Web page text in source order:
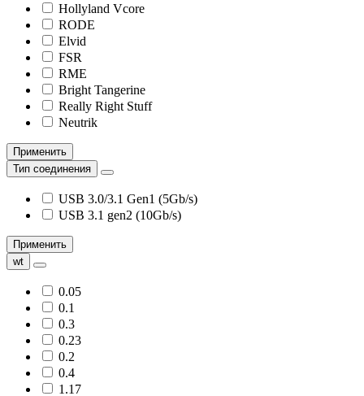
Hollyland Vcore
RODE
Elvid
FSR
RME
Bright Tangerine
Really Right Stuff
Neutrik
Применить
Тип соединения
USB 3.0/3.1 Gen1 (5Gb/s)
USB 3.1 gen2 (10Gb/s)
Применить
wt
0.05
0.1
0.3
0.23
0.2
0.4
1.17